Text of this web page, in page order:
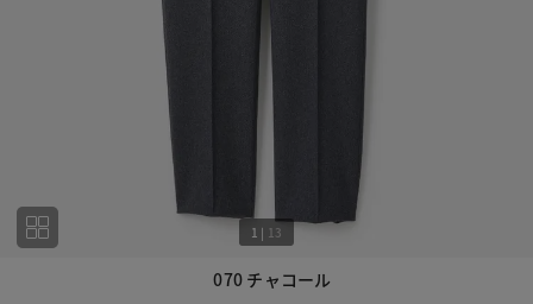
070 チャコール
1 | 13